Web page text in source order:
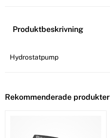
Produktbeskrivning
Hydrostatpump
Rekommenderade produkter